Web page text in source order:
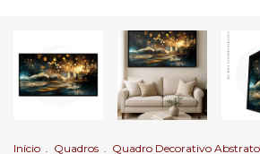
Início . Quadros . Quadro Decorativo​